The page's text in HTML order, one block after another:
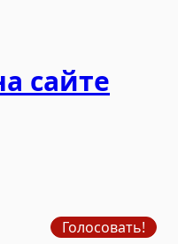
сайте
Голосовать!